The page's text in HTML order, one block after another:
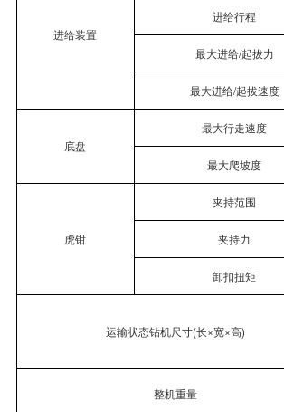
进给装置
进给行程
最大进给/起拔力
最大进给/起拔速度
底盘
最大行走速度
最大爬坡度
虎钳
夹持范围
夹持力
卸扣扭矩
运输状态钻机尺寸(长×宽×高)
整机重量